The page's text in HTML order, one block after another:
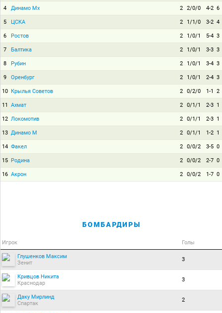
4 Динамо Мх 2 2/0/0 4-2 6
5 ЦСКА 2 1/1/0 3-2 4
6 Ростов 2 1/0/1 5-4 3
7 Балтика 2 1/0/1 3-3 3
8 Рубин 2 1/0/1 3-4 3
9 Оренбург 2 1/0/1 2-4 3
10 Крылья Советов 2 0/2/0 1-1 2
11 Ахмат 2 0/1/1 2-3 1
12 Локомотив 2 0/1/1 2-3 1
13 Динамо М 2 0/1/1 1-2 1
14 Факел 2 0/0/2 3-5 0
15 Родина 2 0/0/2 2-7 0
16 Акрон 2 0/0/2 1-7 0
БОМБАРДИРЫ
Игрок Голы
Глушенков Максим
Зенит
3
Кривцов Никита
Краснодар
3
Даку Мирлинд
Спартак
2